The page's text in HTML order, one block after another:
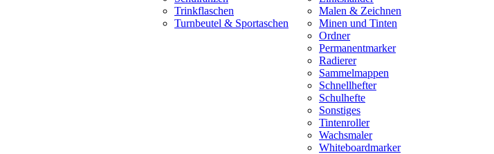
Trinkflaschen
Turnbeutel & Sportaschen
Malen & Zeichnen
Minen und Tinten
Ordner
Permanentmarker
Radierer
Sammelmappen
Schnellhefter
Schulhefte
Sonstiges
Tintenroller
Wachsmaler
Whiteboardmarker